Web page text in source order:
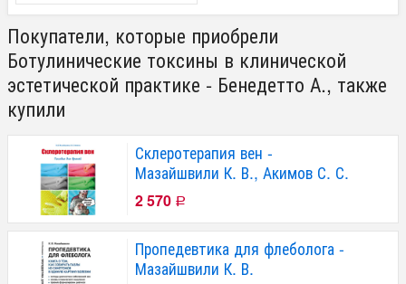
Покупатели, которые приобрели
Ботулинические токсины в клинической
эстетической практике - Бенедетто А., также
купили
Склеротерапия вен -
Мазайшвили К. В., Акимов С. С.
2 570 Р
Пропедевтика для флеболога -
Мазайшвили К. В.